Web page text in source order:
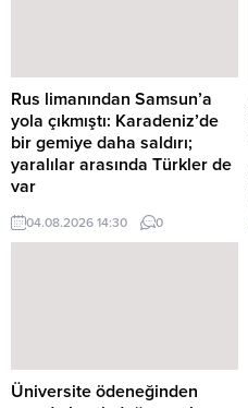
Rus limanından Samsun’a
yola çıkmıştı: Karadeniz’de
bir gemiye daha saldırı;
yaralılar arasında Türkler de
var
Rusya'nın Novorossiysk
Limanı'ndan Samsun'a seyir
Rusya'ya ait deniz araçları
tarafından ...
04.08.2026 14:30 0
Üniversite ödeneğinden